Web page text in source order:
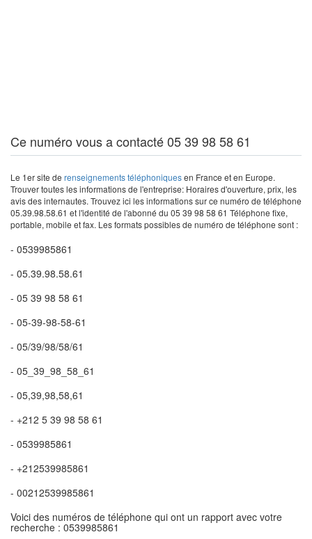
Ce numéro vous a contacté 05 39 98 58 61
Le 1er site de renseignements téléphoniquesen France et en Europe.
Trouver toutes les informations de l'entreprise: Horaires d'ouverture, prix, les
avis des internautes. Trouvez ici les informations sur ce numéro de téléphone
05.39.98.58.61 et l'identité de l'abonné du 05 39 98 58 61 Téléphone fixe,
portable, mobile et fax. Les formats possibles de numéro de téléphone sont :
- 0539985861
- 05.39.98.58.61
- 05 39 98 58 61
- 05-39-98-58-61
- 05/39/98/58/61
- 05_39_98_58_61
- 05,39,98,58,61
- +212 5 39 98 58 61
- 0539985861
- +212539985861
- 00212539985861
Voici des numéros de téléphone qui ont un rapport avec votre
recherche : 0539985861